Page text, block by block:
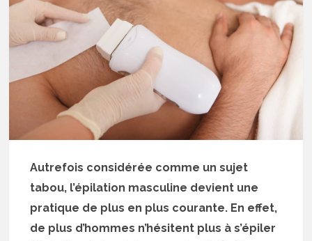
Autrefois considérée comme un sujet
tabou, l’épilation masculine devient une
pratique de plus en plus courante. En effet,
de plus d’hommes n’hésitent plus à s’épiler